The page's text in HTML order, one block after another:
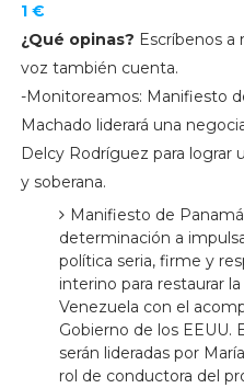
1 €
¿Qué opinas? Escríbenos a
voz también cuenta.
-Monitoreamos: Manifiesto
Machado liderará una
Delcy Rodríguez para lograr
y soberana.
Manifiesto de
determinación a
política seria, firme y
interino para restaurar
Venezuela con el
Gobierno de los EEUU.
serán lideradas por
rol de conductora del